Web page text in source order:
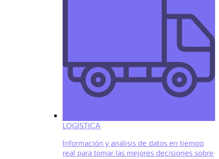
LOGÍSTICA
Información y análisis de datos en tiempo
real para tomar las mejores decisiones sobre